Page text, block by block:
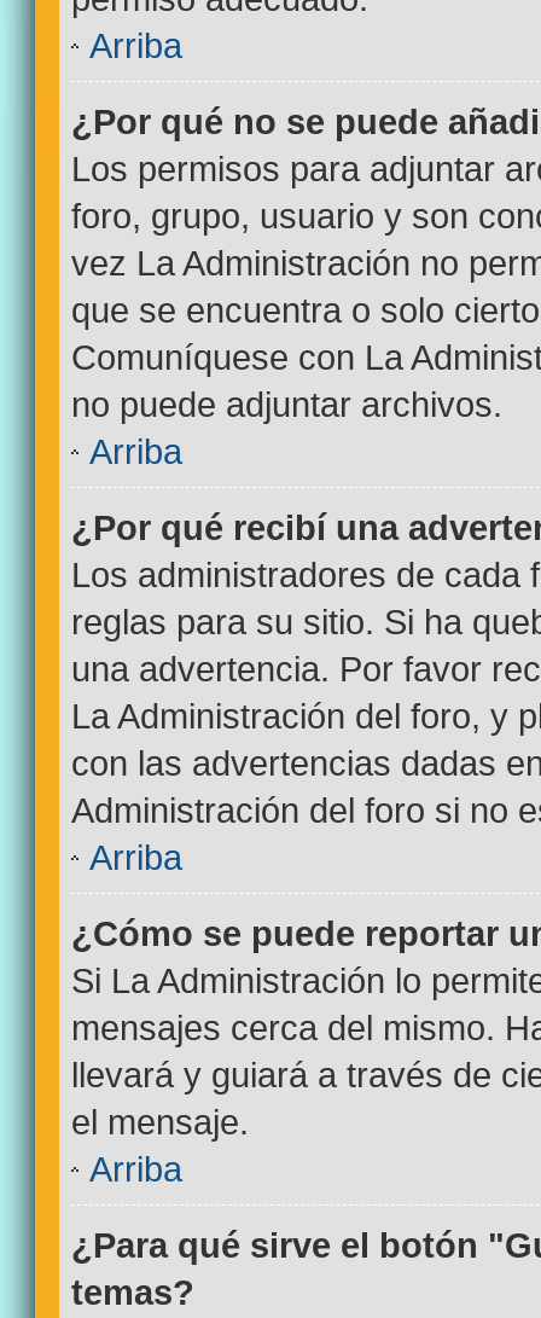
Arriba
¿Por qué no se puede
Los permisos para adjuntar
foro, grupo, usuario y son
vez La Administración no
que se encuentra o solo
Comuníquese con La
no puede adjuntar archivos.
Arriba
¿Por qué recibí una
Los administradores de cada
reglas para su sitio. Si ha
una advertencia. Por favor
La Administración del foro, y
con las advertencias dadas
Administración del foro si no
Arriba
¿Cómo se puede reportar
Si La Administración lo
mensajes cerca del mismo.
llevará y guiará a través de
el mensaje.
Arriba
¿Para qué sirve el botón
temas?